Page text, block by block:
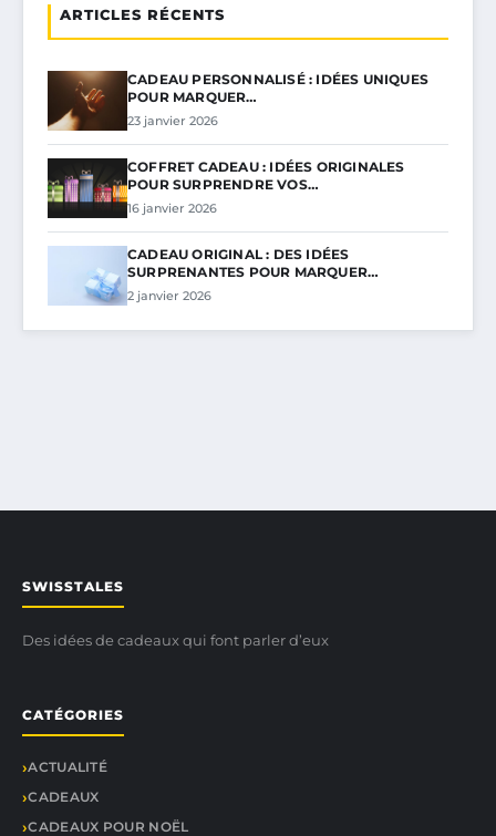
ARTICLES RÉCENTS
CADEAU PERSONNALISÉ : IDÉES UNIQUES
POUR MARQUER…
23 janvier 2026
COFFRET CADEAU : IDÉES ORIGINALES
POUR SURPRENDRE VOS…
16 janvier 2026
CADEAU ORIGINAL : DES IDÉES
SURPRENANTES POUR MARQUER…
2 janvier 2026
SWISSTALES
Des idées de cadeaux qui font parler d’eux
CATÉGORIES
ACTUALITÉ
CADEAUX
CADEAUX POUR NOËL